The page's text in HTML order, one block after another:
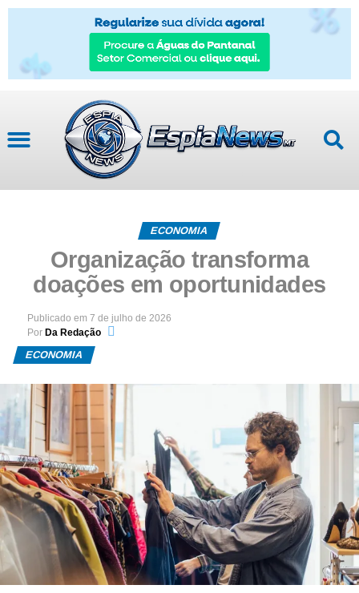
ECONOMIA
Organização transforma
doações em oportunidades
Publicado em 7 de julho de 2026
Por Da Redação
ECONOMIA